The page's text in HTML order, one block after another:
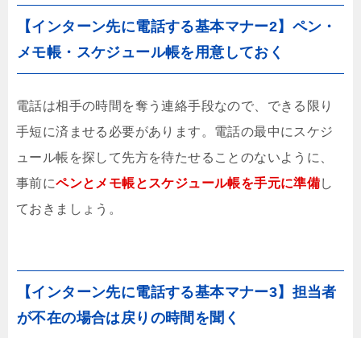
【インターン先に電話する基本マナー2】ペン・
メモ帳・スケジュール帳を用意しておく
電話は相手の時間を奪う連絡手段なので、できる限り
手短に済ませる必要があります。電話の最中にスケジ
ュール帳を探して先方を待たせることのないように、
事前にペンとメモ帳とスケジュール帳を手元に準備し
ておきましょう。
【インターン先に電話する基本マナー3】担当者
が不在の場合は戻りの時間を聞く